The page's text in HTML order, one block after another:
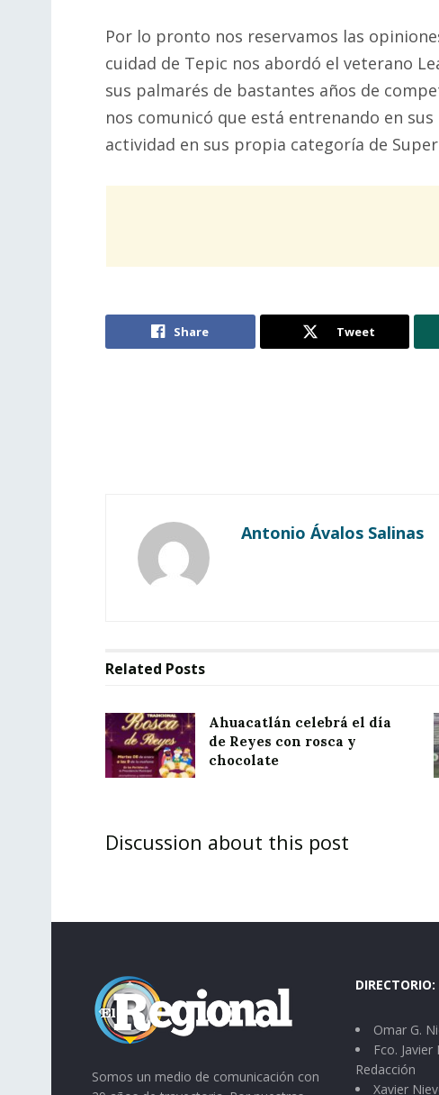
Por lo pronto nos reservamos las
cuidad de Tepic nos abordó el veterano
sus palmarés de bastantes años de
nos comunicó que está entrenando en
actividad en sus propia categoría de
Share Tweet
Antonio Ávalos Salinas
Related Posts
Ahuacatlán celebrá el día
de Reyes con rosca y
chocolate
Discussion about this post
Somos un medio de comunicación con
DIRECTORIO:
Omar G.
Fco.
Redacción
Xavier